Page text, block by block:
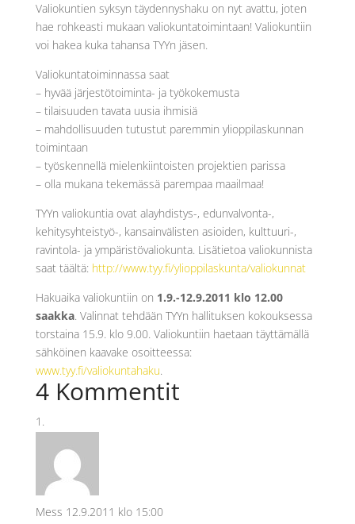
Valiokuntien syksyn täydennyshaku on nyt avattu, joten
hae rohkeasti mukaan valiokuntatoimintaan! Valiokuntiin
voi hakea kuka tahansa TYYn jäsen.
Valiokuntatoiminnassa saat
– hyvää järjestötoiminta- ja työkokemusta
– tilaisuuden tavata uusia ihmisiä
– mahdollisuuden tutustut paremmin ylioppilaskunnan
toimintaan
– työskennellä mielenkiintoisten projektien parissa
– olla mukana tekemässä parempaa maailmaa!
TYYn valiokuntia ovat alayhdistys-, edunvalvonta-,
kehitysyhteistyö-, kansainvälisten asioiden, kulttuuri-,
ravintola- ja ympäristövaliokunta. Lisätietoa valiokunnista
saat täältä: http://www.tyy.fi/ylioppilaskunta/valiokunnat
Hakuaika valiokuntiin on 1.9.-12.9.2011 klo 12.00
saakka. Valinnat tehdään TYYn hallituksen kokouksessa
torstaina 15.9. klo 9.00. Valiokuntiin haetaan täyttämällä
sähköinen kaavake osoitteessa:
www.tyy.fi/valiokuntahaku.
4 Kommentit
Mess 12.9.2011 klo 15:00